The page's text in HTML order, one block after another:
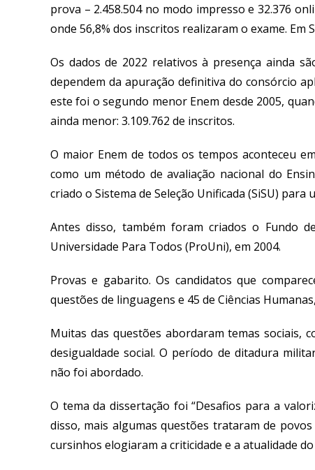
prova – 2.458.504 no modo impresso e 32.376
onde 56,8% dos inscritos realizaram o exame. Em
Os dados de 2022 relativos à presença ainda
dependem da apuração definitiva do consórcio
este foi o segundo menor Enem desde 2005,
ainda menor: 3.109.762 de inscritos.
O maior Enem de todos os tempos aconteceu
como um método de avaliação nacional do
criado o Sistema de Seleção Unificada (SiSU)
Antes disso, também foram criados o Fundo
Universidade Para Todos (ProUni), em 2004.
Provas e gabarito. Os candidatos que
questões de linguagens e 45 de Ciências
Muitas das questões abordaram temas sociais,
desigualdade social. O período de ditadura
não foi abordado.
O tema da dissertação foi “Desafios para a
disso, mais algumas questões trataram de
cursinhos elogiaram a criticidade e a atualidade